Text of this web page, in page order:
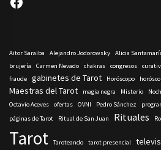
Aitor Saraiba Alejandro Jodorowsky Alicia
brujería
Carmen Nevado chakras congresos
fraude
gabinetes de Tarot Horóscopo
Maestras del Tarot magia negra Misterio
Octavio Aceves
ofertas OVNI Pedro Sánchez
páginas de Tarot
Ritual de San Juan Rituales
Tarot Taroteando tarot presencial